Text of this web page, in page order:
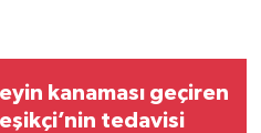
kanaması geçiren
tedavisi